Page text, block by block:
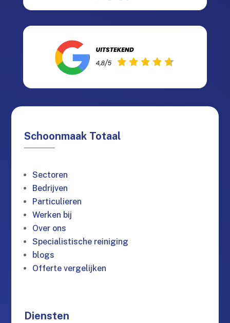
Schoonmaak Totaal
Sectoren
Bedrijven
Particulieren
Werken bij
Over ons
Specialistische reiniging
blogs
Offerte vergelijken
Diensten